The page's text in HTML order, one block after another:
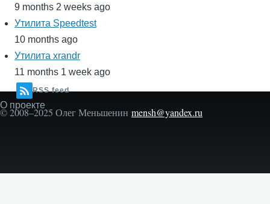
9 months 2 weeks ago
Утилита Speedtest
10 months ago
Утилита xrandr
11 months 1 week ago
RSS feed
Secondary
menu
О проекте
© 2008–2025 Олег Меньшенин mensh@yandex.ru